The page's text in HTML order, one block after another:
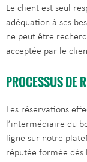
Le client est seul
adéquation à ses
ne peut être
acceptée par le
PROCESSUS DE
Les réservations
l’intermédiaire du
ligne sur notre
réputée formée dès